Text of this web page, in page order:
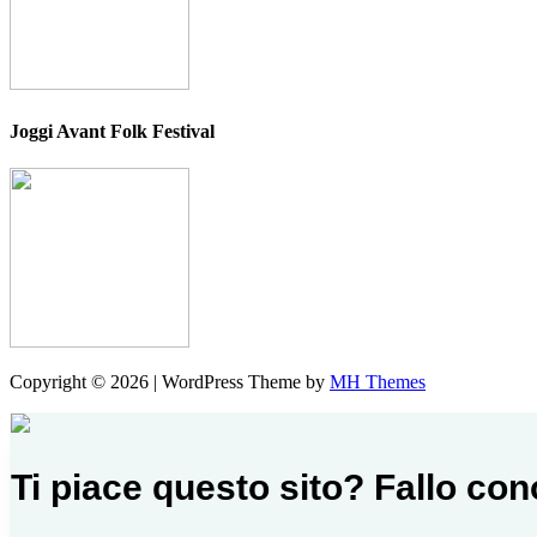
Joggi Avant Folk Festival
Copyright © 2026 | WordPress Theme by MH Themes
Ti piace questo sito? Fallo